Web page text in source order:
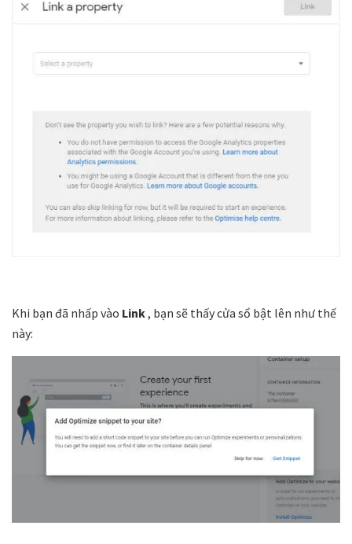
Khi bạn đã nhấp vào Link, bạn sẽ thấy cửa sổ bật lên như thế
này: